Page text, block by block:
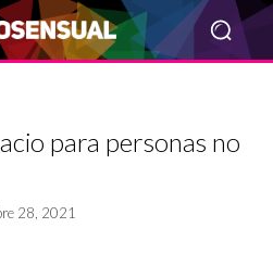
para personas no
28, 2021